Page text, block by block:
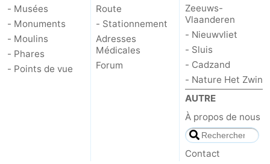
- Musées
- Monuments
- Moulins
- Phares
- Points de vue
Route
- Stationnement
Adresses
Médicales
Forum
Zeeuws-
Vlaanderen
- Nieuwvliet
- Sluis
- Cadzand
- Nature Het Zwin
AUTRE
À propos de nous
Contact